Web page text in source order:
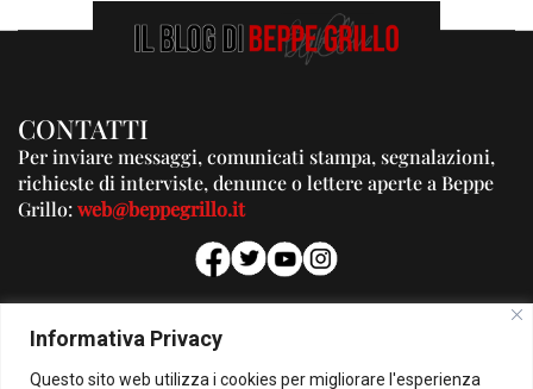
Informativa Privacy
Questo sito web utilizza i cookies per migliorare l'esperienza
CONTATTI
Per inviare messaggi, comunicati stampa, segnalazioni,
richieste di interviste, denunce o lettere aperte a Beppe
Grillo:web@beppegrillo.it
PUBBLICITA'
Per la tua pubblicità su questo Blog:
pubblicita@beppegrillo.it